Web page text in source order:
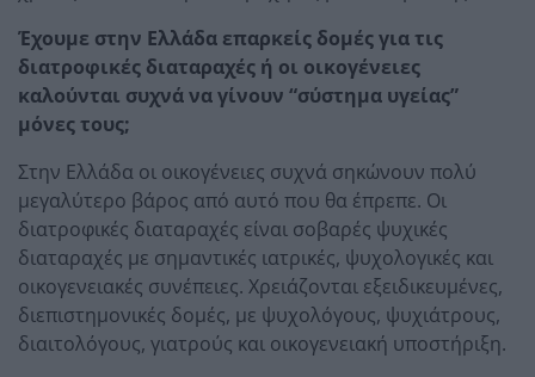
Έχουμε στην Ελλάδα επαρκείς δομές για τις
διατροφικές διαταραχές ή οι οικογένειες
καλούνται συχνά να γίνουν “σύστημα υγείας”
μόνες τους;
Στην Ελλάδα οι οικογένειες συχνά σηκώνουν πολύ
μεγαλύτερο βάρος από αυτό που θα έπρεπε. Οι
διατροφικές διαταραχές είναι σοβαρές ψυχικές
διαταραχές με σημαντικές ιατρικές, ψυχολογικές και
οικογενειακές συνέπειες. Χρειάζονται εξειδικευμένες,
διεπιστημονικές δομές, με ψυχολόγους, ψυχιάτρους,
διαιτολόγους, γιατρούς και οικογενειακή υποστήριξη.